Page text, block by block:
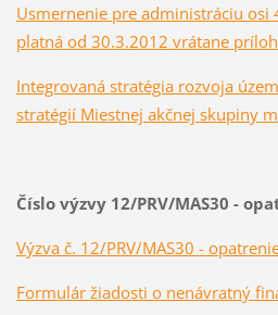
Usmernenie pre administráciu osi
platná od 30.3.2012 vrátane
Integrovaná stratégia rozvoja
stratégií Miestnej akčnej skupiny
Číslo výzvy 12/PRV/MAS30 -
Výzva č. 12/PRV/MAS30 -
Formulár žiadosti o nenávratný